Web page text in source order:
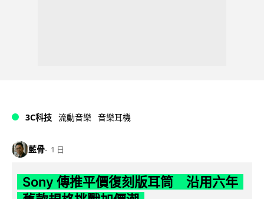
3C科技 流動音樂 音樂耳機
藍骨 1 日
Sony 傳推平價復刻版耳筒 沿用六年